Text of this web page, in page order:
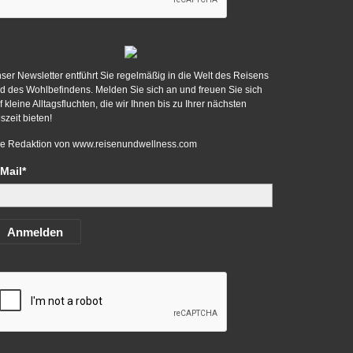
Newsletter entführt Sie regelmäßig in die Welt des Reisens
des Wohlbefindens. Melden Sie sich an und freuen Sie sich
kleine Alltagsfluchten, die wir Ihnen bis zu Ihrer nächsten
bieten!
Redaktion von www.reisenundwellness.com
Anmelden